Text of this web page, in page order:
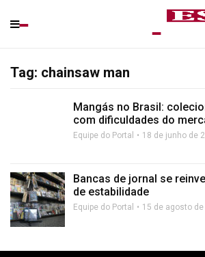
Tag: chainsaw man
Mangás no Brasil:
com dificuldades do
Equipe do Portal 18 de junho de
Bancas de jornal se
de estabilidade
Equipe do Portal 15 de agosto